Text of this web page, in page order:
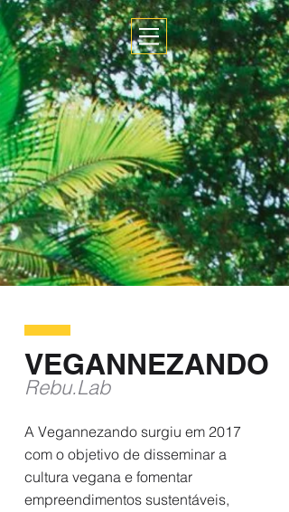
VEGANNEZANDO
Rebu.Lab
A Vegannezando surgiu em 2017
com o objetivo de disseminar a
cultura vegana e fomentar
empreendimentos sustentáveis,